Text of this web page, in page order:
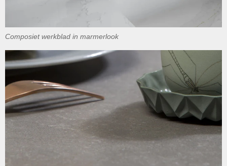
Composiet werkblad in marmerlook